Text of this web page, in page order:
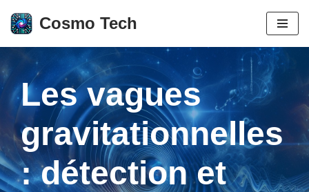
Aller
contenu
Cosmo Tech
Les vagues
gravitationnelles
: détection et